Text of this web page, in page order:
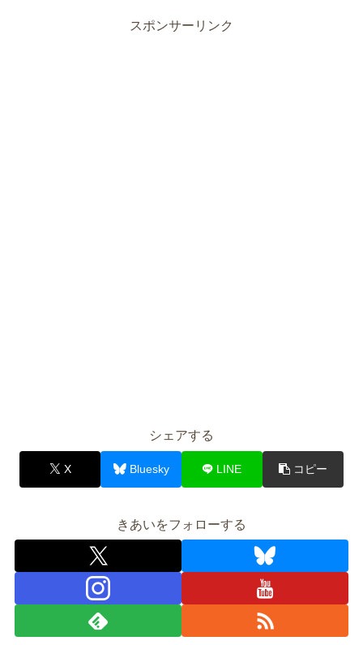
スポンサーリンク
シェアする
X Bluesky LINE コピー
きあいをフォローする